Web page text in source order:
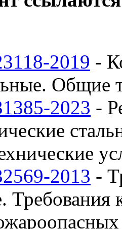
2019 -
Общие
2023 -
2013 -
Требования